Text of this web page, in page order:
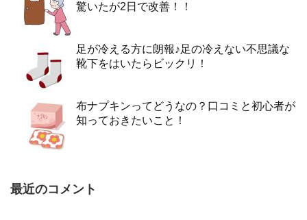
驚いたが2日で改善！！
足が冷える方に朗報♪足の冷えない不思議な
靴下をはいたらビックリ！
布ナプキンってどうなの？口コミと初心者が
知っておきたいこと！
最近のコメント